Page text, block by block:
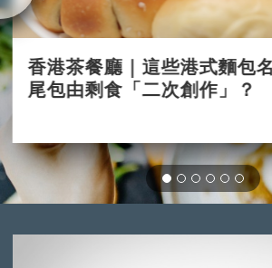
香港茶餐廳｜這些港式麵包
尾包由剩食「二次創作」？